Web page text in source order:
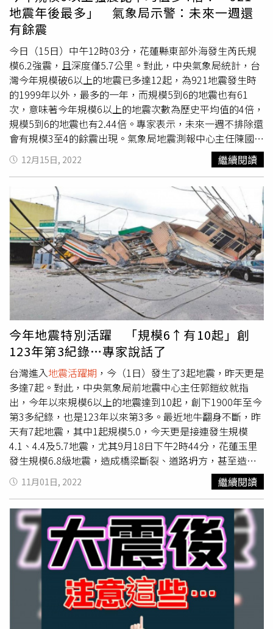
規模8至9級特大地震，發生機率高達70至80%；40年內則
是90%。
地震年後最多」 氣象局示警：未來一週還
有餘震
今日（15日）中午12時03分，花蓮縣東部外海發生芮氏規
模6.2強震，且深度僅5.7公里。對此，中央氣象局統計，台
灣今年規模破6以上的地震已多達12起，為921地震發生時
的1999年以外，最多的一年，而規模5到6的地震也有61
次，意味著今年規模6以上的地震次數為歷史平均值的4倍，
規模5到6的地震也有2.44倍。專家表示，未來一週不排除還
會有規模3至4的餘震出現。氣象局地震測報中心主任陳國昌
表示，今天中午的地震深度僅5.7公里，屬極淺層地震，而
且該區域在歷史上的淺層地震次數遠少於隱沒帶的深層地
震，自1973年至今，震央在此地的規模6以上地震也只有3
起，分別是1982年的6.0、1990年的6.7，以及今天的6.2。
陳國昌補充，從近期的歷史平均值來看，全台規模6以上的
地震每年只會有2.8至3起，今年卻已經發生了12起，也讓
2022年成為氣象局有記錄以來，僅次於1999年，規模6以上
地震出現最多的年份。另外，規模5至6的地震今年也高達
61起，遠多於每年的25次。陳國昌還示警，本次該系列的
地震除了主震外，加上餘震已達9個，不排除未來3天內還會
有規模4以上的餘震，1周內則可能出現規模3的餘震。陳國
昌也解釋了國家級警報為何只針對宜花兩縣市的民眾推播。
他指出，雖然有許多縣市震度超過4級，但因為有科學誤
差，所以只對宜蘭和花蓮推送。同時他也表示今天氣象局只
花了12秒就把警報送出，和過去的20秒相比「算相當快
了。」至於台灣是否已進入地震活躍期？陳國昌則指出，今
年的地震多集中在東部的板塊交界處，所以確實屬於地震活
躍期 的一年，至於有學者推估，未來可能有規模7以上的地
震發生，陳國昌則表示氣象局予以尊重，但地震的行為和趨
勢難以預測，有可能今年非常活躍，明年卻突然沉寂了，因
此只能繼續觀察。
12月15日, 2022 繼續閱讀
今年地震特別活躍 「規模6↑有10起」創
123年第3紀錄…專家說話了
台灣進入地震活躍期 ，今（1日）發生了3起地震，昨天更是
多達7起。對此，中央氣象局前地震中心主任郭鎧紋就指
出，今年以來規模6以上的地震達到10起，創下1900年至今
第3多紀錄，也是123年以來第3多。最近地牛翻身不斷，昨
天有7起地震，其中1起規模5.0，今天更是接連發生規模
4.1、4.4及5.7地震，尤其9月18日下午2時44分，花蓮玉里
發生規模6.8級地震，造成橋梁斷裂、道路坍方，甚至造成
花東鐵路受損。918地震造成富里鄉崙天大橋坍塌。（圖／
花蓮縣府提供）根據《ETtoday新聞雲》報導，氣象局前地
震中心主任郭鎧紋表示，今天下午這起規模5.7地震，屬於
隱沒帶的地震，由於深度超過100公里，在東部很常見，雖
然這2天有10起地震，但多是經常會發生地震的區域，且規
模都不算大，所以民眾不用太擔心。郭鎧紋分析，台灣今年
地震特別活躍，1至10月規模6以上地震就有10起，創下
1900年至今第3多記錄，僅次於921的15起和1951年縱谷地
震系列的13起。雖然地震頻繁，但是多發生在東部，造成損
害也遠不及另外2者的損害。整體來說，台灣本來地震就偏
多，民眾要留意，但不必杞人憂天，因為地震無法預測。
11月01日, 2022 繼續閱讀